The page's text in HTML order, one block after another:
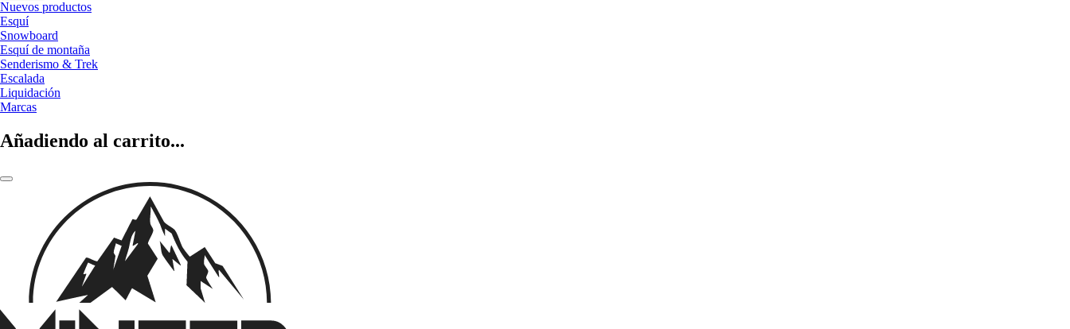
Nuevos productos
Esquí
Snowboard
Esquí de montaña
Senderismo & Trek
Escalada
Liquidación
Marcas
Añadiendo al carrito...